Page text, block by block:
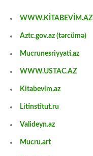
WWW.KİTABEVİM.AZ
Aztc.gov.az (tərcümə)
Mucrunesriyyati.az
WWW.USTAC.AZ
Kitabevim.az
Litinstitut.ru
Valideyn.az
Mucru.art